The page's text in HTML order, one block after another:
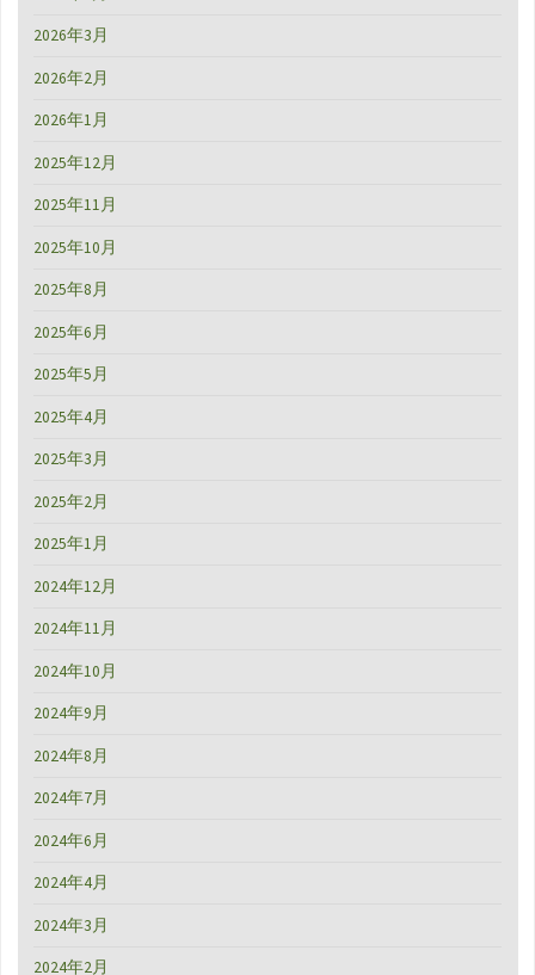
2026年3月
2026年2月
2026年1月
2025年12月
2025年11月
2025年10月
2025年8月
2025年6月
2025年5月
2025年4月
2025年3月
2025年2月
2025年1月
2024年12月
2024年11月
2024年10月
2024年9月
2024年8月
2024年7月
2024年6月
2024年4月
2024年3月
2024年2月